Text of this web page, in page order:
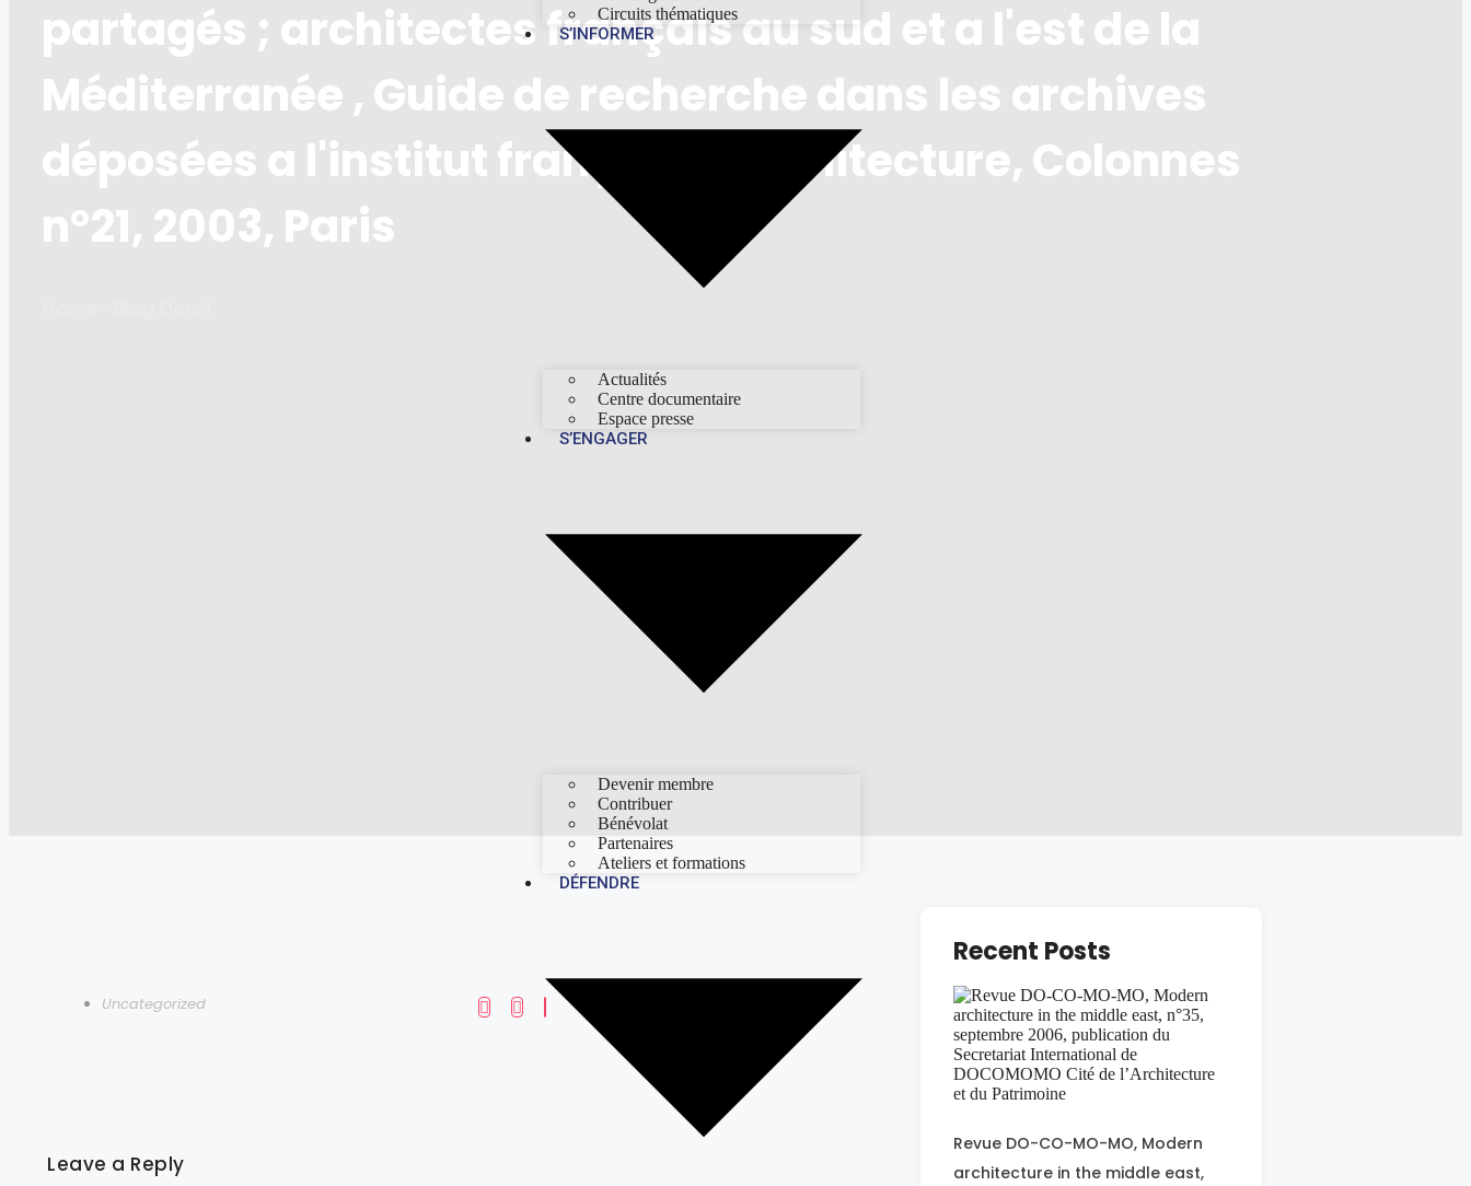
Circuits thématiques
S’INFORMER
Actualités
Centre documentaire
Espace presse
S’ENGAGER
Devenir membre
Contribuer
Bénévolat
Partenaires
Ateliers et formations
DÉFENDRE
partagés ; architectes français au sud et a l'est de la
Méditerranée , Guide de recherche dans les archives
déposées a l'institut français d'architecture, Colonnes
n°21, 2003, Paris
Uncategorized
Leave a Reply
Recent Posts
Revue DO-CO-MO-MO, Modern
architecture in the middle east,